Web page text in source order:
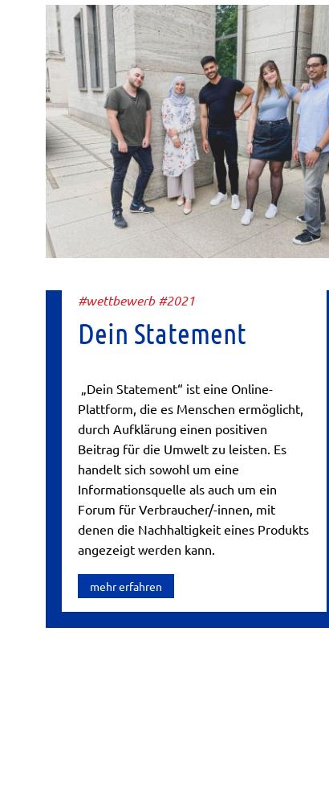
#wettbewerb #2021
Dein Statement
„Dein Statement“ ist eine Online-
Plattform, die es Menschen ermöglicht,
durch Aufklärung einen positiven
Beitrag für die Umwelt zu leisten. Es
handelt sich sowohl um eine
Informationsquelle als auch um ein
Forum für Verbraucher/-innen, mit
denen die Nachhaltigkeit eines Produkts
angezeigt werden kann.
mehr erfahren